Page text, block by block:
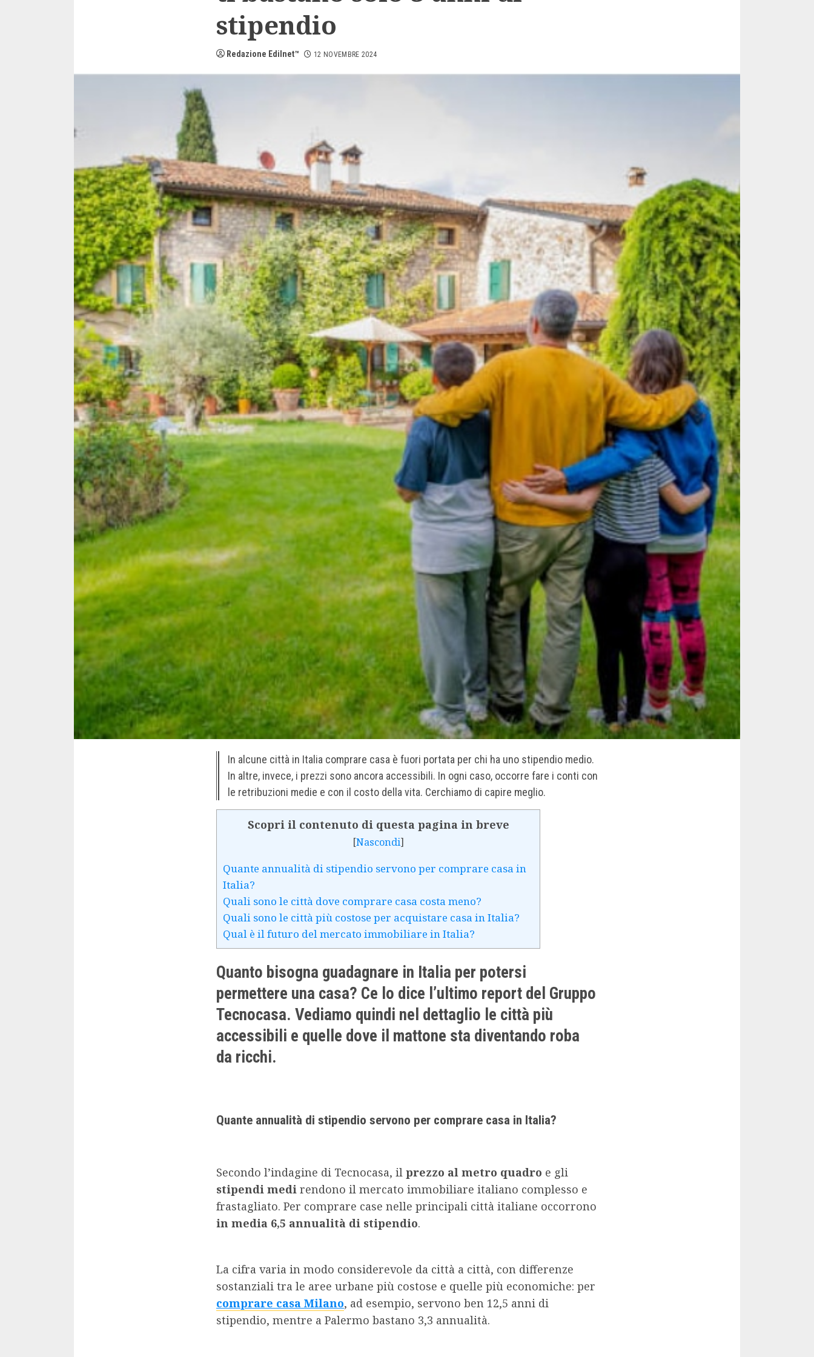
stipendio
Redazione Edilnet™ 12 NOVEMBRE 2024
In alcune città in Italia comprare casa è fuori portata per chi ha uno stipendio medio.
In altre, invece, i prezzi sono ancora accessibili. In ogni caso, occorre fare i conti con
le retribuzioni medie e con il costo della vita. Cerchiamo di capire meglio.
Scopri il contenuto di questa pagina in breve
[Nascondi]
Quante annualità di stipendio servono per comprare casa in
Italia?
Quali sono le città dove comprare casa costa meno?
Quali sono le città più costose per acquistare casa in Italia?
Qual è il futuro del mercato immobiliare in Italia?
Quanto bisogna guadagnare in Italia per potersi
permettere una casa? Ce lo dice l’ultimo report del Gruppo
Tecnocasa. Vediamo quindi nel dettaglio le città più
accessibili e quelle dove il mattone sta diventando roba
da ricchi.
Quante annualità di stipendio servono per comprare casa in Italia?
Secondo l’indagine di Tecnocasa, il prezzo al metro quadro e gli
stipendi medi rendono il mercato immobiliare italiano complesso e
frastagliato. Per comprare case nelle principali città italiane occorrono
in media 6,5 annualità di stipendio.
La cifra varia in modo considerevole da città a città, con differenze
sostanziali tra le aree urbane più costose e quelle più economiche: per
comprare casa Milano, ad esempio, servono ben 12,5 anni di
stipendio, mentre a Palermo bastano 3,3 annualità.